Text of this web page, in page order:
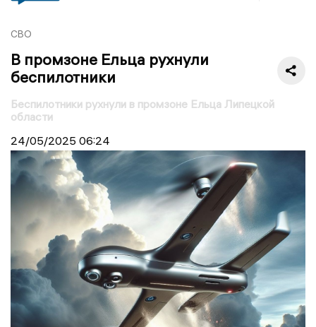
СВО
В промзоне Ельца рухнули
беспилотники
Беспилотники рухнули в промзоне Ельца Липецкой
области
24/05/2025 06:24